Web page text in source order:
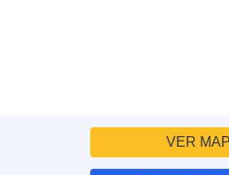
VER